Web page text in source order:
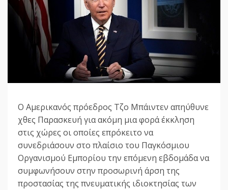
Ο Αμερικανός πρόεδρος Τζο Μπάιντεν απηύθυνε
χθες Παρασκευή για ακόμη μια φορά έκκληση
στις χώρες οι οποίες επρόκειτο να
συνεδριάσουν στο πλαίσιο του Παγκόσμιου
Οργανισμού Εμπορίου την επόμενη εβδομάδα να
συμφωνήσουν στην προσωρινή άρση της
προστασίας της πνευματικής ιδιοκτησίας των